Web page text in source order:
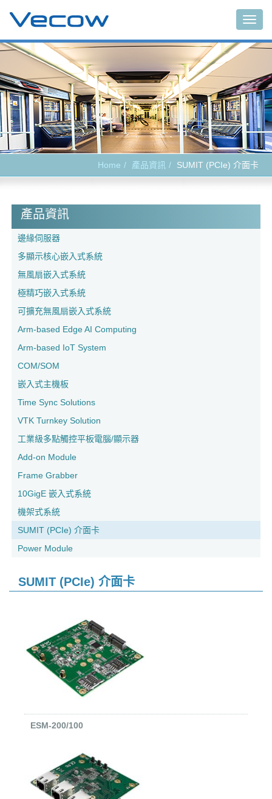
Home 產品資訊 SUMIT (PCIe) 介面卡
產品資訊
邊緣伺服器
多顯示核心嵌入式系統
無風扇嵌入式系統
極精巧嵌入式系統
可擴充無風扇嵌入式系統
Arm-based Edge AI Computing
Arm-based IoT System
COM/SOM
嵌入式主機板
Time Sync Solutions
VTK Turnkey Solution
工業級多點觸控平板電腦/顯示器
Add-on Module
Frame Grabber
10GigE 嵌入式系統
機架式系統
SUMIT (PCIe) 介面卡
Power Module
SUMIT (PCIe) 介面卡
ESM-200/100